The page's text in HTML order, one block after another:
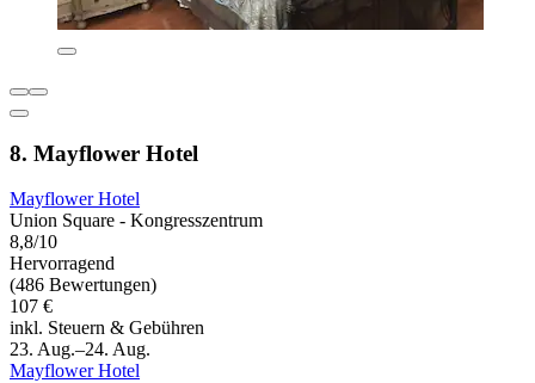
8. Mayflower Hotel
Mayflower Hotel
Union Square - Kongresszentrum
8,8/10
Hervorragend
(486 Bewertungen)
107 €
inkl. Steuern & Gebühren
23. Aug.–24. Aug.
Mayflower Hotel